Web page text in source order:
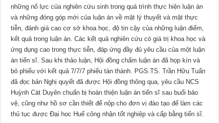
những nổ lực của nghiên cứu sinh trong quá trình thực hiện luận án
và những đóng góp mới của luận án về mặt lý thuyết và mặt thực
tiễn, đánh giá cao cơ sở khoa học, độ tin cậy của những luận điểm,
kết quả trong luận án. Các kết quả nghiên cứu có giá trị khoa học và
ứng dụng cao trong thực tiễn, đáp ứng đầy đủ yêu cầu của một luận
án tiến sĩ. Sau khi thảo luận, Hội đồng chấm luận án đã họp kín và
bỏ phiếu với kết quả 7/7/7 phiếu tán thành. PGS.TS. Trần Hữu Tuấn
đã đọc bản Nghị quyết đã được Hội đồng thông qua, yêu cầu NCS
Huỳnh Cát Duyên chuẩn bị hoàn thiện luận án tiến sĩ sau buổi bảo
vệ, cũng như hồ sơ cần thiết để nộp cho đơn vị đào tạo để làm các
thủ tục được Đại học Huế công nhận tốt nghiệp và cấp bằng tiến sĩ.